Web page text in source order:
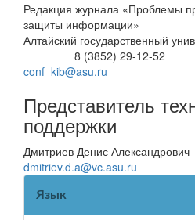
Редакция журнала «Проблемы
защиты информации»
Алтайский государственный
8 (3852) 29-12-52
conf_kib@asu.ru
Представитель
поддержки
Дмитриев Денис Александрович
dmitriev.d.a@vc.asu.ru
Язык